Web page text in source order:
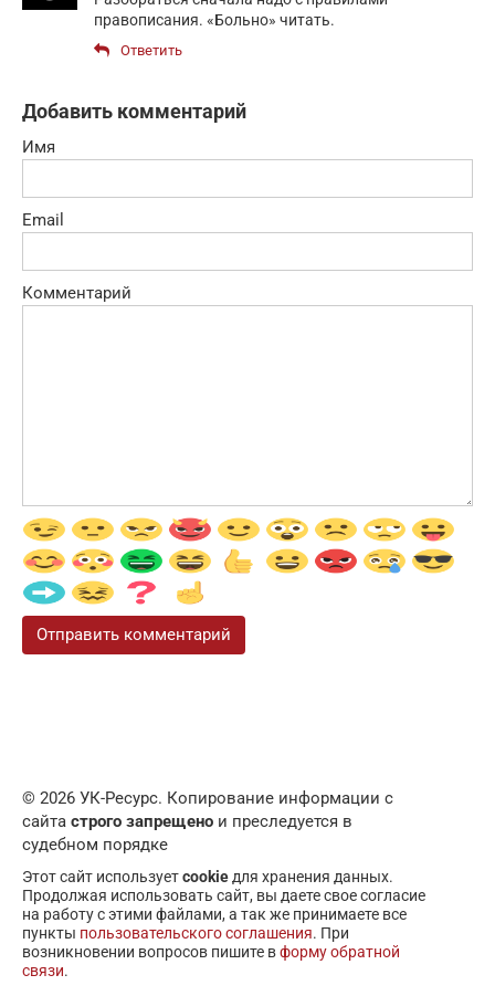
правописания. «Больно» читать.
Ответить
Добавить комментарий
Имя
Email
Комментарий
© 2026 УК-Ресурс. Копирование информации с
сайта строго запрещено и преследуется в
судебном порядке
Этот сайт используетcookie для хранения данных.
Продолжая использовать сайт, вы даете свое согласие
на работу с этими файлами, а так же принимаете все
пункты пользовательского соглашения. При
возникновении вопросов пишите вформу обратной
связи.